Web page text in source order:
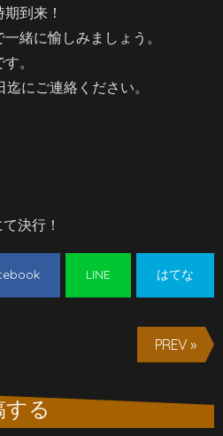
到来！
緒に愉しみましょう。
。
にご連絡ください。
決行！
LINE はてな
PREV »
る